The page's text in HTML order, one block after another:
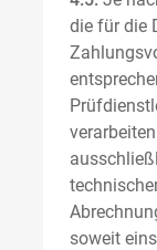
die für die
soweit